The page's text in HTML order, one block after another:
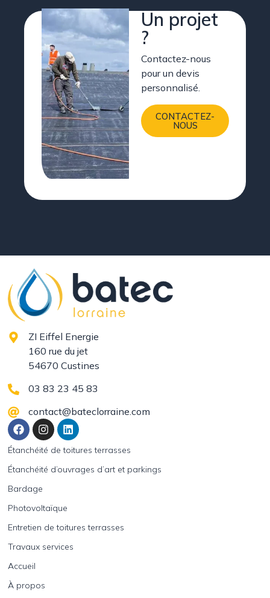
Un projet
?
Contactez-nous
pour un devis
personnalisé.
CONTACTEZ-
NOUS
ZI Eiffel Energie
160 rue du jet
54670 Custines
03 83 23 45 83
contact@bateclorraine.com
Étanchéité de toitures terrasses
Étanchéité d’ouvrages d’art et parkings
Bardage
Photovoltaïque
Entretien de toitures terrasses
Travaux services
Accueil
À propos